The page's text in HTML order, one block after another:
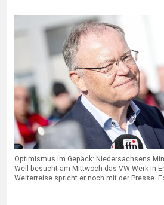
Optimismus im Gepäck: Niedersachsens
Weil besucht am Mittwoch das VW-Werk in
Weiterreise spricht er noch mit der Presse.